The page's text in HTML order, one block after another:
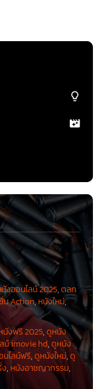
งออนไลน์ 2025,ตลก
น Action,หนังใหม่,
นังฟรี 2025,ดูหนัง
น์ imovie hd,ดูหนัง
ไลน์ฟรี,ดูหนังใหม่,ดู
, หนังอาชญากรรม,